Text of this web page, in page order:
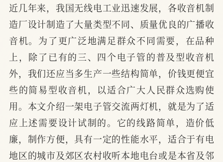
近几年来，我国无线电工业迅速发展，各收音机制
造厂设计制造了大量类型不同、质量优良的广播收
音机。为了更广泛地满足群众不同需要，在品种
上，除了已有的三、四个电子管的普及型收音机
外，我们还应当多生产一些结构简单，价钱更便宜
些的简易型收音机，以适合广大人民群众选购使
用。本文介绍一架电子管交流两灯机，就是为了适
应上述需要设计试制的。它的线路简单，造价低
廉，制作方便，具有一定的性能水平，适合于有电
地区的城市及郊区农村收听本地电台或是本省及邻